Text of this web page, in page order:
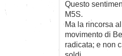
Questo
M5S.
Ma la rincorsa
movimento di
radicata; e non